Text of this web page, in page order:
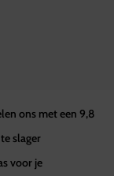
ons met een 9,8
slager
voor je